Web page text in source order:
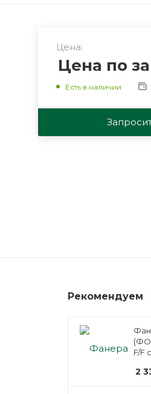
Цена:
Цена по
Есть в наличии
Рекомендуем
F/F
2